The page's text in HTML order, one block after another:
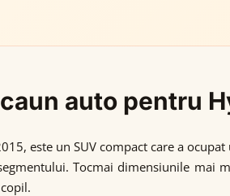
auto pentru
este un SUV compact care a
Tocmai dimensiunile